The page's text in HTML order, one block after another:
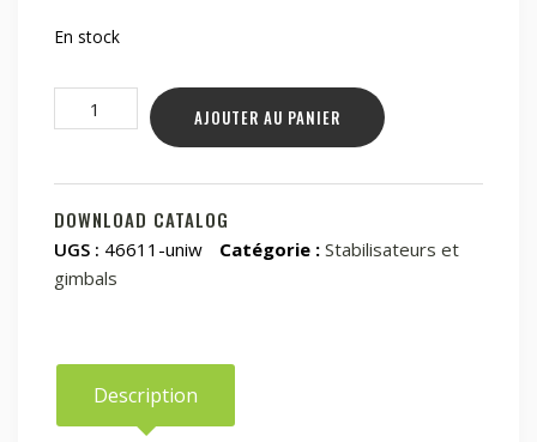
En stock
quantité
de
Hohem
iSteady
XE
Kit
AJOUTER AU PANIER
DOWNLOAD CATALOG
UGS : 46611-uniw Catégorie : Stabilisateurs et
gimbals
Description